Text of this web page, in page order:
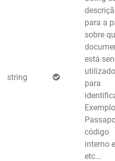
string
para a
sobre
está
utilizado
para
código
interno e
etc...